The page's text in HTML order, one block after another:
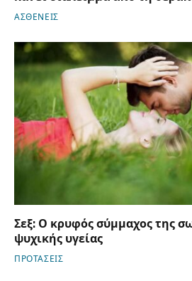
ΑΣΘΕΝΕΙΣ
Σεξ: Ο κρυφός σύμμαχος της
ψυχικής υγείας
ΠΡΟΤΑΣΕΙΣ